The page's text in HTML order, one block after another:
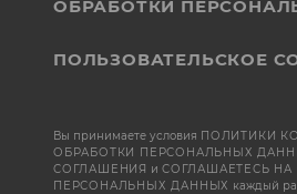
ОБРАБОТКИ
ПОЛЬЗОВАТЕЛЬСКОЕ
Вы принимаете условия ПОЛИТИКИ
ОБРАБОТКИ ПЕРСОНАЛЬНЫХ
СОГЛАШЕНИЯ иСОГЛАШАЕТЕСЬ НА
ПЕРСОНАЛЬНЫХ ДАННЫХ каждый